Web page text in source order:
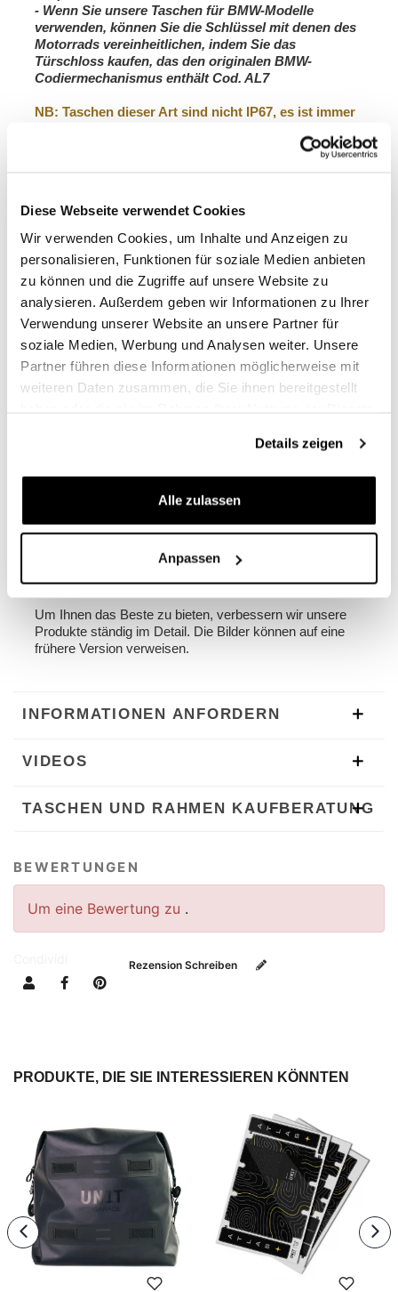
Diese Webseite verwendet Cookies
Wir verwenden Cookies, um Inhalte und Anzeigen zu
personalisieren, Funktionen für soziale Medien anbieten
zu können und die Zugriffe auf unsere Website zu
analysieren. Außerdem geben wir Informationen zu Ihrer
Verwendung unserer Website an unsere Partner für
soziale Medien, Werbung und Analysen weiter. Unsere
Partner führen diese Informationen möglicherweise mit
weiteren Daten zusammen, die Sie ihnen bereitgestellt
Details zeigen
Alle zulassen
Anpassen
- Wenn Sie unsere Taschen für BMW-Modelle
verwenden, können Sie die Schlüssel mit denen des
Motorrads vereinheitlichen, indem Sie das
Türschloss kaufen, das den originalen BMW-
Codiermechanismus enthält Cod. AL7
NB: Taschen dieser Art sind nicht IP67, es ist immer
Volumen: 1 x 47 l + 1 x 41 l
Gewicht: 14,8 kg
Rahmen aus Edelstahl für Husqvarna
Mit diesem kompletten Rahmensatz aus Edelstahl
können Sie die Aluminiumkoffer anHusqvarna-
Modellenmontieren. Sie integrieren sich perfekt in den
Rest des Fahrrads. Bereit, unsere Aluminiumtaschen in
verschiedenen Größen aufzunehmen. Wird komplett mit
Montagesatz und Schrauben geliefert. Es kann in
Kombination mit unserem Zubehör oder mit dem
Rahmen können mit unserem Gepäckträger oder mit
werden. Sie können bequem mit dem Passagier an Bord
Farben:
Silber mit mikrogestrahlter und elektropolierter
Oberfläche.
Um Ihnen das Beste zu bieten, verbessern wir unsere
Produkte ständig im Detail. Die Bilder können auf eine
frühere Version verweisen.
INFORMATIONEN ANFORDERN
VIDEOS
TASCHEN UND RAHMEN KAUFBERATUNG
BEWERTUNGEN
Um eine Bewertung zu .
Rezension Schreiben
PRODUKTE, DIE SIE INTERESSIEREN KÖNNTEN